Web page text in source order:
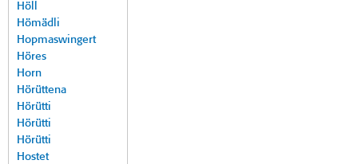
Höll
Hömädli
Hopmaswingert
Höres
Horn
Hörüttena
Hörütti
Hörütti
Hörütti
Hostet